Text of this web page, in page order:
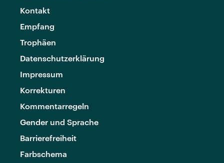
Kontakt
Empfang
Trophäen
Datenschutzerklärung
Impressum
Korrekturen
Kommentarregeln
Gender und Sprache
Barrierefreiheit
Farbschema